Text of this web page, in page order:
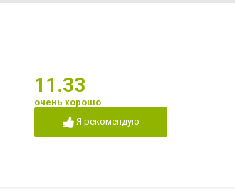
11.33
очень хорошо
Я рекомендую